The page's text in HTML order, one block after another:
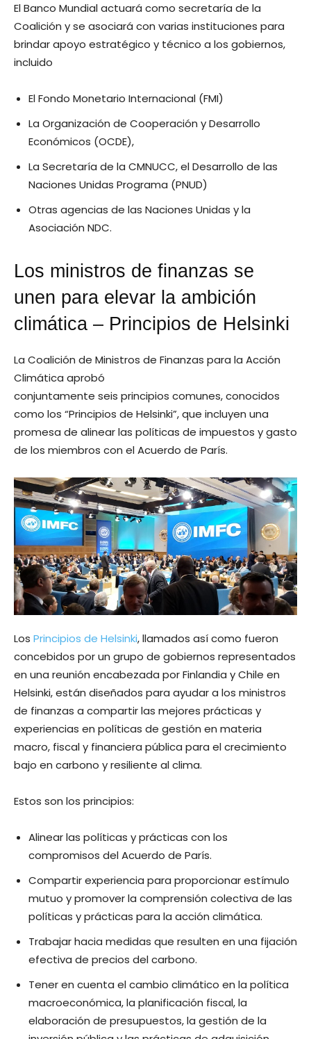
El Banco Mundial actuará como secretaría de la
Coalición y se asociará con varias instituciones para
brindar apoyo estratégico y técnico a los gobiernos,
incluido
El Fondo Monetario Internacional (FMI)
La Organización de Cooperación y Desarrollo
Económicos (OCDE),
La Secretaría de la CMNUCC, el Desarrollo de las
Naciones Unidas Programa (PNUD)
Otras agencias de las Naciones Unidas y la
Asociación NDC.
Los ministros de finanzas se
unen para elevar la ambición
climática – Principios de Helsinki
La Coalición de Ministros de Finanzas para la Acción
Climática aprobó
conjuntamente seis principios comunes, conocidos
como los “Principios de Helsinki”, que incluyen una
promesa de alinear las políticas de impuestos y gasto
de los miembros con el Acuerdo de París.
Los Principios de Helsinki, llamados así como fueron
concebidos por un grupo de gobiernos representados
en una reunión encabezada por Finlandia y Chile en
Helsinki, están diseñados para ayudar a los ministros
de finanzas a compartir las mejores prácticas y
experiencias en políticas de gestión en materia
macro, fiscal y financiera pública para el crecimiento
bajo en carbono y resiliente al clima.
Estos son los principios:
Alinear las políticas y prácticas con los
compromisos del Acuerdo de París.
Compartir experiencia para proporcionar estímulo
mutuo y promover la comprensión colectiva de las
políticas y prácticas para la acción climática.
Trabajar hacia medidas que resulten en una fijación
efectiva de precios del carbono.
Tener en cuenta el cambio climático en la política
macroeconómica, la planificación fiscal, la
elaboración de presupuestos, la gestión de la